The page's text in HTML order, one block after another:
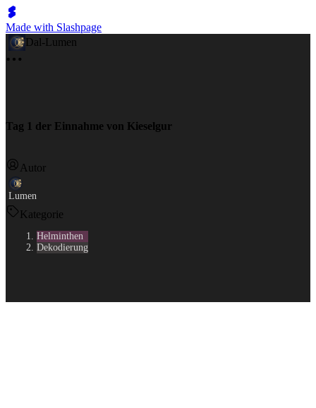
Made with Slashpage
Dal-Lumen
Tag 1 der Einnahme von Kieselgur
Autor
Lumen
Kategorie
Helminthen
Dekodierung